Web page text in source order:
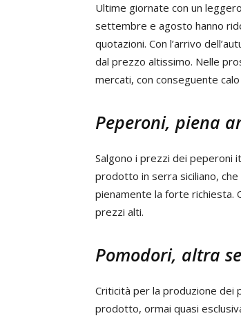
Ultime giornate con un
settembre e agosto hanno
quotazioni. Con l’arrivo
dal prezzo altissimo. Nelle
mercati, con conseguente
Peperoni, piena
Salgono i prezzi dei peperoni
prodotto in serra siciliano,
pienamente la forte richiesta.
prezzi alti.
Pomodori, altra
Criticità per la produzione dei
prodotto, ormai quasi